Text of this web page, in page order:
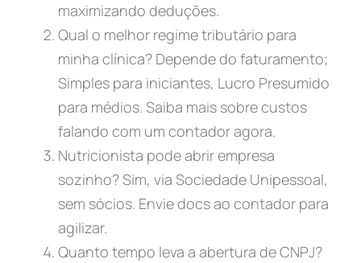
maximizando deduções.
Qual o melhor regime tributário para
minha clínica? Depende do faturamento;
Simples para iniciantes, Lucro Presumido
para médios. Saiba mais sobre custos
falando com um contador agora.
Nutricionista pode abrir empresa
sozinho? Sim, via Sociedade Unipessoal,
sem sócios. Envie docs ao contador para
agilizar.
Quanto tempo leva a abertura de CNPJ?